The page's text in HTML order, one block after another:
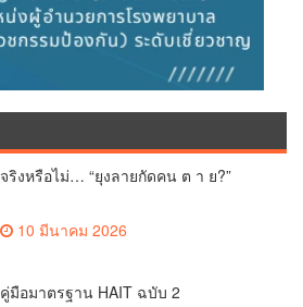
จริงหรือไม่… “ยุงลายกัดคน ต า ย?”
10 มีนาคม 2026
คู่มือมาตรฐาน HAIT ฉบับ 2